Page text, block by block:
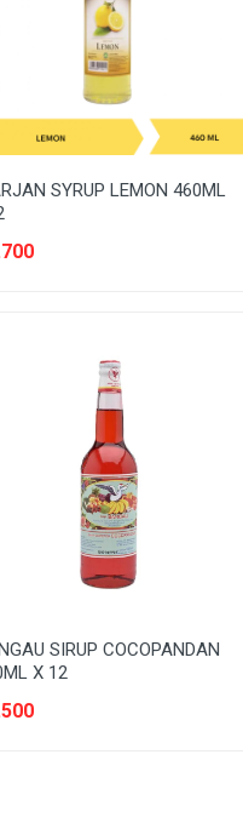
SYRUP LEMON 460ML
SIRUP COCOPANDAN
X 12